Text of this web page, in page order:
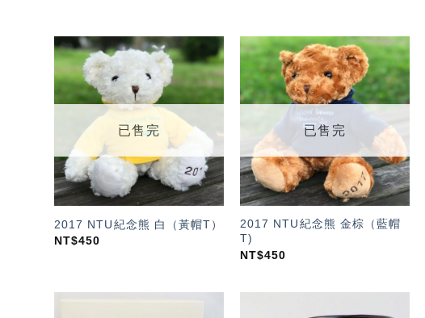
加入
望輕
已售完
2017 NTU紀念熊 白（黃帽T）
NT$450
「願
望輕
已售完
2017 NTU紀念熊 金棕（藍帽
T)
NT$450